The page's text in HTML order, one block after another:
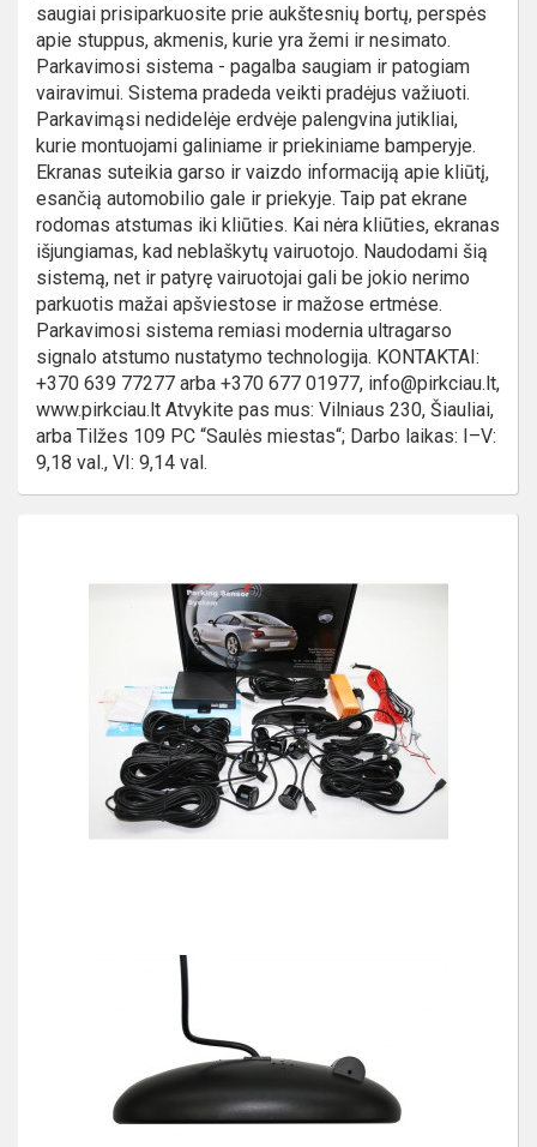
saugiai prisiparkuosite prie aukštesnių bortų, perspės
apie stuppus, akmenis, kurie yra žemi ir nesimato.
Parkavimosi sistema - pagalba saugiam ir patogiam
vairavimui. Sistema pradeda veikti pradėjus važiuoti.
Parkavimąsi nedidelėje erdvėje palengvina jutikliai,
kurie montuojami galiniame ir priekiniame bamperyje.
Ekranas suteikia garso ir vaizdo informaciją apie kliūtį,
esančią automobilio gale ir priekyje. Taip pat ekrane
rodomas atstumas iki kliūties. Kai nėra kliūties, ekranas
išjungiamas, kad neblaškytų vairuotojo. Naudodami šią
sistemą, net ir patyrę vairuotojai gali be jokio nerimo
parkuotis mažai apšviestose ir mažose ertmėse.
Parkavimosi sistema remiasi modernia ultragarso
signalo atstumo nustatymo technologija. KONTAKTAI:
+370 639 77277 arba +370 677 01977, info@pirkciau.lt,
www.pirkciau.lt Atvykite pas mus: Vilniaus 230, Šiauliai,
arba Tilžes 109 PC “Saulės miestas“; Darbo laikas: I–V:
9,18 val., VI: 9,14 val.